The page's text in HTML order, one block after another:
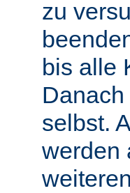
zu
bis alle
selbst.
werden